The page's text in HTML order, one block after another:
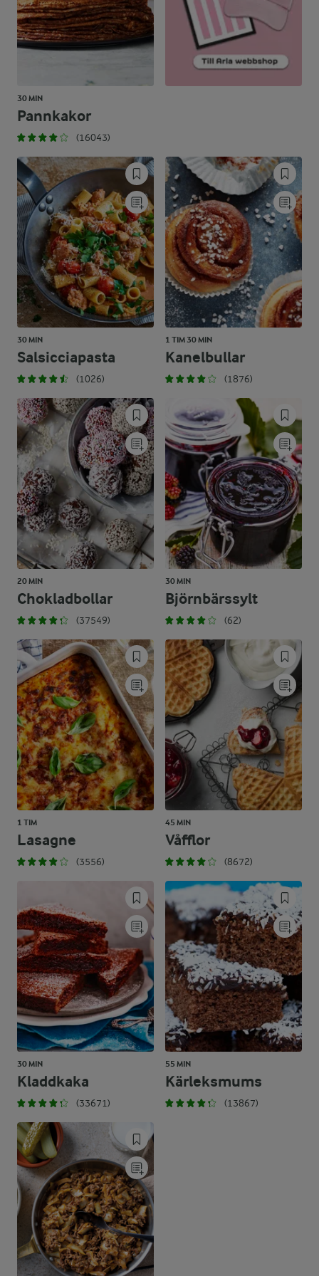
30 MIN
Pannkakor
(16043)
30 MIN
Salsicciapasta
(1026)
1 TIM 30 MIN
Kanelbullar
(1876)
20 MIN
Chokladbollar
(37549)
30 MIN
Björnbärssylt
(62)
1 TIM
Lasagne
(3556)
45 MIN
Våfflor
(8672)
30 MIN
Kladdkaka
(33671)
55 MIN
Kärleksmums
(13867)